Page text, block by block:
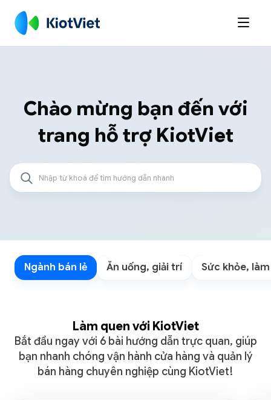

Chào mừng bạn đến với
trang hỗ trợ KiotViet
Ngành bán lẻ Ăn uống, giải trí Sức khỏe,
Làm quen với KiotViet
Bắt đầu ngay với 6 bài hướng dẫn trực quan, giúp
bạn nhanh chóng vận hành cửa hàng và quản lý
bán hàng chuyên nghiệp cùng KiotViet!